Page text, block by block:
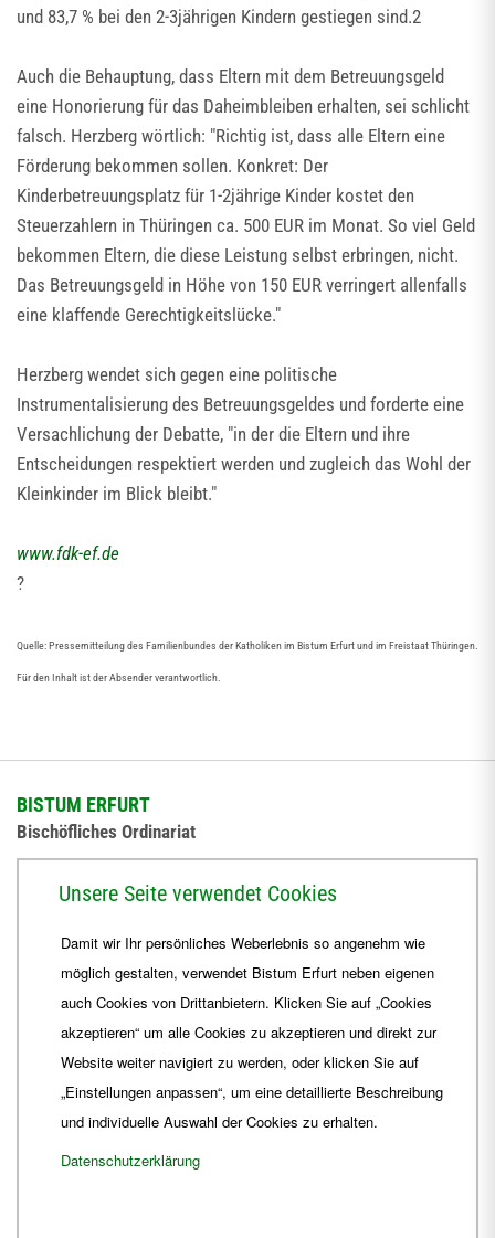
und 83,7 % bei den 2-3jährigen Kindern gestiegen sind.2
Auch die Behauptung, dass Eltern mit dem Betreuungsgeld
eine Honorierung für das Daheimbleiben erhalten, sei schlicht
falsch. Herzberg wörtlich: "Richtig ist, dass alle Eltern eine
Förderung bekommen sollen. Konkret: Der
Kinderbetreuungsplatz für 1-2jährige Kinder kostet den
Steuerzahlern in Thüringen ca. 500 EUR im Monat. So viel Geld
bekommen Eltern, die diese Leistung selbst erbringen, nicht.
Das Betreuungsgeld in Höhe von 150 EUR verringert allenfalls
eine klaffende Gerechtigkeitslücke."
Herzberg wendet sich gegen eine politische
Instrumentalisierung des Betreuungsgeldes und forderte eine
Versachlichung der Debatte, "in der die Eltern und ihre
Entscheidungen respektiert werden und zugleich das Wohl der
Kleinkinder im Blick bleibt."
www.fdk-ef.de
?
Quelle: Pressemitteilung des Familienbundes der Katholiken im Bistum Erfurt und im Freistaat Thüringen.
Für den Inhalt ist der Absender verantwortlich.
BISTUM ERFURT
Bischöfliches Ordinariat
+49 361 6572-444
ordinariat Bistum-Erfurt.de
Unsere Seite verwendet Cookies
Damit wir Ihr persönliches Weberlebnis so angenehm wie
möglich gestalten, verwendet Bistum Erfurt neben eigenen
auch Cookies von Drittanbietern. Klicken Sie auf „Cookies
akzeptieren“ um alle Cookies zu akzeptieren und direkt zur
Website weiter navigiert zu werden, oder klicken Sie auf
„Einstellungen anpassen“, um eine detaillierte Beschreibung
und individuelle Auswahl der Cookies zu erhalten.
Datenschutzerklärung